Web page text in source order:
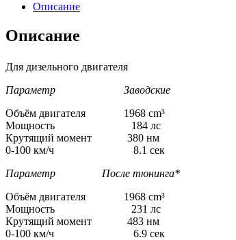
Описание
Описание
Для дизельного двигателя
Параметр Заводские
Объём двигателя 1968 cm³
Мощность 184 лс
Крутящий момент 380 нм
0-100 км/ч 8.1 сек
Параметр После тюнинга*
Объём двигателя 1968 cm³
Мощность 231 лс
Крутящий момент 483 нм
0-100 км/ч 6.9 сек